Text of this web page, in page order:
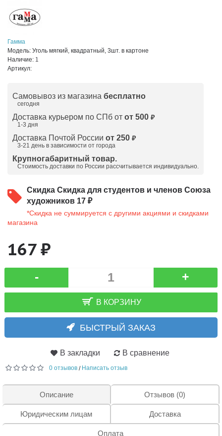
Гамма
Модель: Уголь мягкий, квадратный, 3шт. в картоне
Наличие: 1
Артикул:
Самовывоз из магазина бесплатно
сегодня
Доставка курьером по СПб от от 500 ₽
1-3 дня
Доставка Почтой России от 250 ₽
3-21 день в зависимости от города
Крупногабаритный товар.
Стоимость доставки по России рассчитывается индивидуально.
Скидка Скидка для студентов и членов Союза
художников 17 ₽
*Скидка не суммируется с другими акциями и скидками
магазина
167 ₽
- +
В КОРЗИНУ
БЫСТРЫЙ ЗАКАЗ
В закладки В сравнение
0 отзывов / Написать отзыв
Описание Отзывов (0)
Юридическим лицам Доставка
Оплата